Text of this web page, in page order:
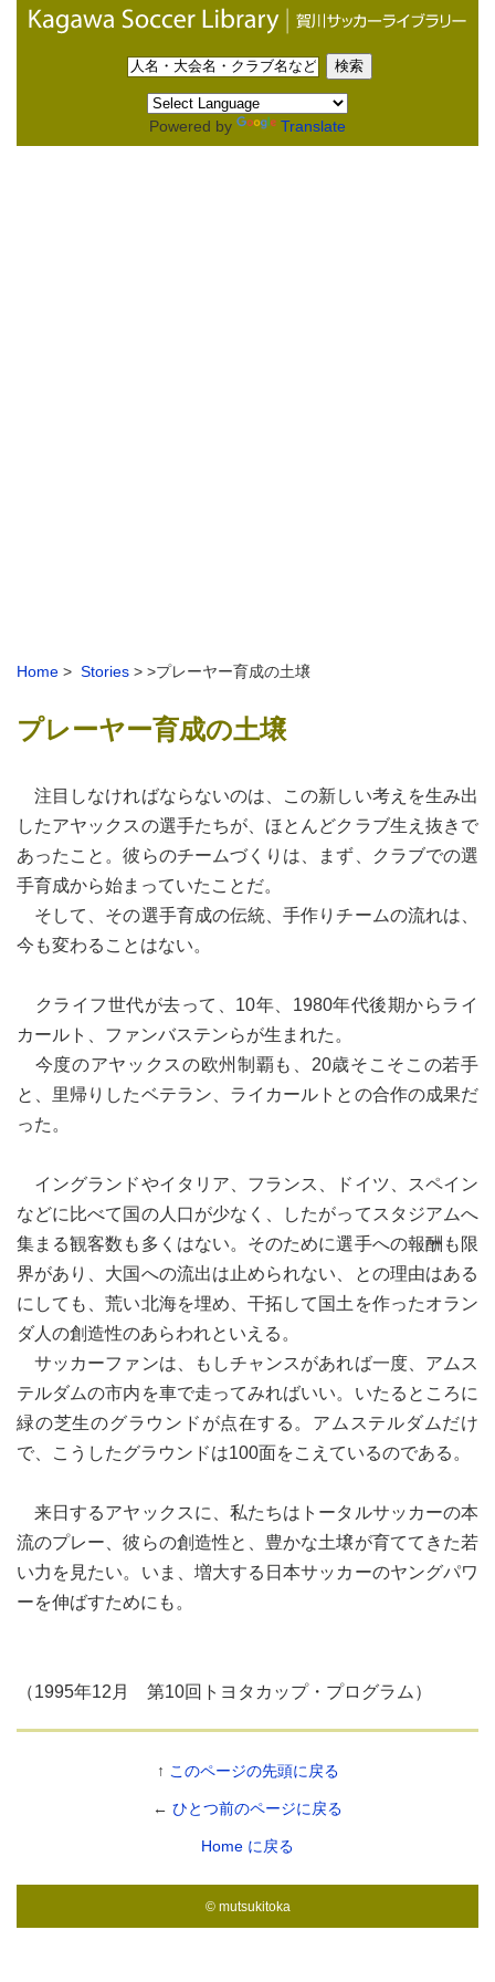
Powered by Translate
Home > Stories > >プレーヤー育成の土壌
プレーヤー育成の土壌
注目しなければならないのは、この新しい考えを生み出
したアヤックスの選手たちが、ほとんどクラブ生え抜きで
あったこと。彼らのチームづくりは、まず、クラブでの選
手育成から始まっていたことだ。
そして、その選手育成の伝統、手作りチームの流れは、
今も変わることはない。
クライフ世代が去って、10年、1980年代後期からライ
カールト、ファンバステンらが生まれた。
今度のアヤックスの欧州制覇も、20歳そこそこの若手
と、里帰りしたベテラン、ライカールトとの合作の成果だ
った。
イングランドやイタリア、フランス、ドイツ、スペイン
などに比べて国の人口が少なく、したがってスタジアムへ
集まる観客数も多くはない。そのために選手への報酬も限
界があり、大国への流出は止められない、との理由はある
にしても、荒い北海を埋め、干拓して国土を作ったオラン
ダ人の創造性のあらわれといえる。
サッカーファンは、もしチャンスがあれば一度、アムス
テルダムの市内を車で走ってみればいい。いたるところに
緑の芝生のグラウンドが点在する。アムステルダムだけ
で、こうしたグラウンドは100面をこえているのである。
来日するアヤックスに、私たちはトータルサッカーの本
流のプレー、彼らの創造性と、豊かな土壌が育ててきた若
い力を見たい。いま、増大する日本サッカーのヤングパワ
ーを伸ばすためにも。
（1995年12月 第10回トヨタカップ・プログラム）
↑ このページの先頭に戻る
← ひとつ前のページに戻る
Home に戻る
© mutsukitoka